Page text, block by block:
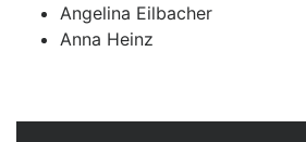
Angelina Eilbacher
Anna Heinz